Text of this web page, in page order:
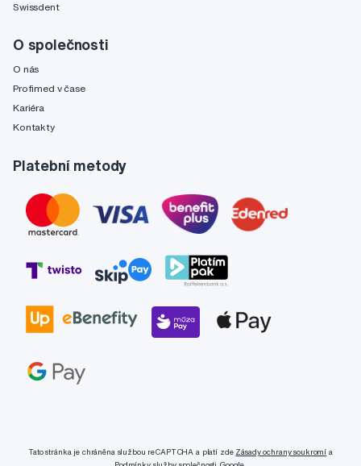
Swissdent
O společnosti
O nás
Profimed v čase
Kariéra
Kontakty
Platební metody
Tato stránka je chráněna službou reCAPTCHA a platí zde Zásady ochrany soukromí a
Podmínky službyspolečnosti Google.